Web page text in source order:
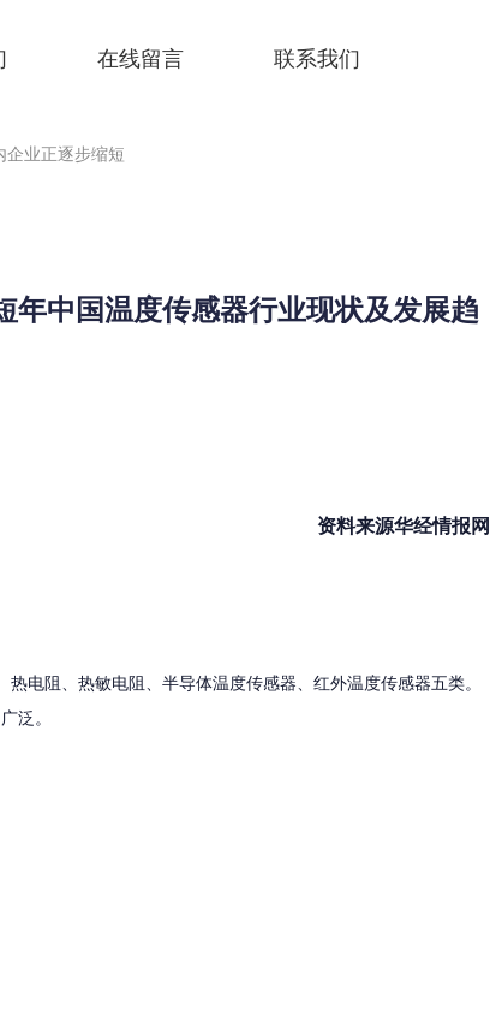
在线留言 联系我们
企业正逐步缩短
年中国温度传感器行业现状及发展趋
资料来源华经情报网
电阻、热敏电阻、半导体温度传感器、红外温度传感器五类。
泛。